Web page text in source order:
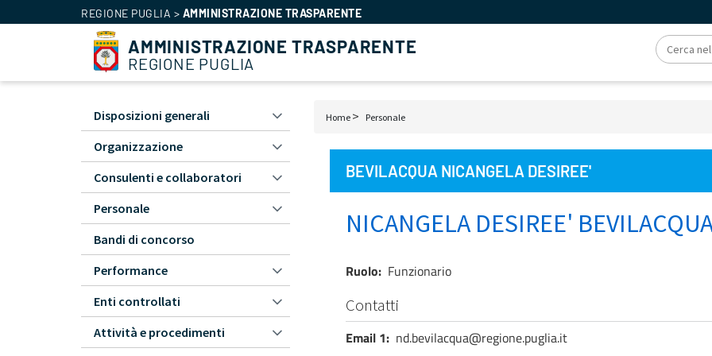
REGIONE PUGLIA > AMMINISTRAZIONE TRASPARENTE
AMMINISTRAZIONE TRASPARENTE
REGIONE PUGLIA
Briciole
pane
Home Personale
BEVILACQUA NICANGELA DESIREE'
NICANGELA DESIREE'
Ruolo Funzionario
Contatti
Email 1 nd.bevilacqua@regione.puglia.it
Amministrazione
Trasparente
L1
Disposizioni generali
Organizzazione
Consulenti e collaboratori
Personale
Bandi di concorso
Performance
Enti controllati
Attività e procedimenti